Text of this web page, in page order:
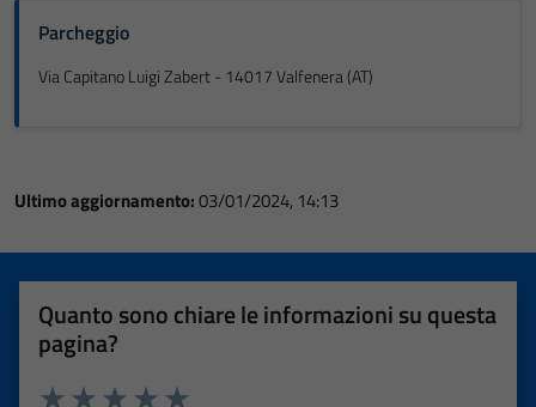
Parcheggio
Via Capitano Luigi Zabert - 14017 Valfenera (AT)
Ultimo aggiornamento:03/01/2024, 14:13
Quanto sono chiare le informazioni su questa
pagina?